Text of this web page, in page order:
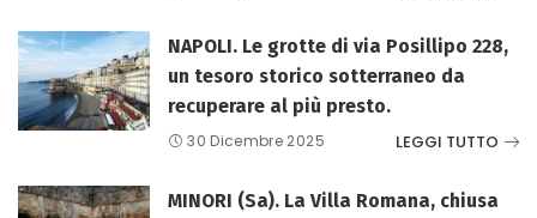
NAPOLI. Le grotte di via Posillipo 228,
un tesoro storico sotterraneo da
recuperare al più presto.
30 Dicembre 2025 LEGGI TUTTO
MINORI (Sa). La Villa Romana, chiusa